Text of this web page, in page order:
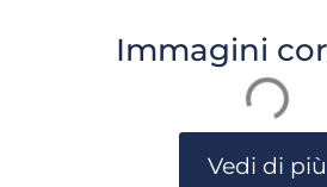
Immagini
Vedi di più